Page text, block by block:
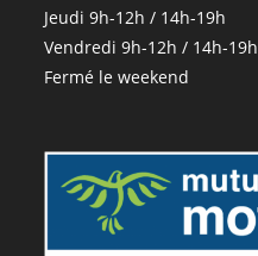
Jeudi 9h-12h / 14h-19h
Vendredi 9h-12h / 14h-19h
Fermé le weekend